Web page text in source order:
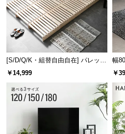
[S/D/Q/K・組替自由自在] パレット
ベッド 8/12/16枚セット
￥14,999
幅
タ
￥